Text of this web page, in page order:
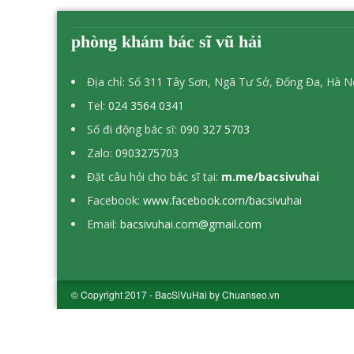
phòng khám bác sĩ vũ hải
Địa chỉ: Số 311 Tây Sơn, Ngã Tư Sở, Đống Đa, Hà
Tel: 024 3564 0341
Số đi động bác sĩ: 090 327 5703
Zalo: 0903275703
Đặt câu hỏi cho bác sĩ tại: m.me/bacsivuhai
Facebook: www.facebook.com/bacsivuhai
Email: bacsivuhai.com@gmail.com
© Copyright 2017 - BacSiVuHai by Chuanseo.vn